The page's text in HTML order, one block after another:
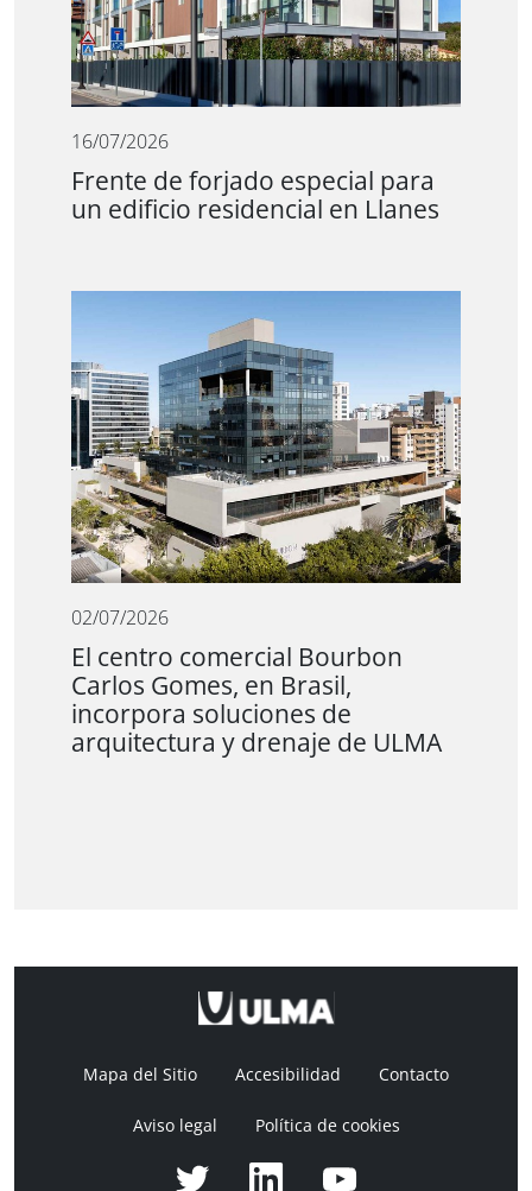
16/07/2026
Frente de forjado especial para
un edificio residencial en Llanes
02/07/2026
El centro comercial Bourbon
Carlos Gomes, en Brasil,
incorpora soluciones de
arquitectura y drenaje de ULMA
Mapa del Sitio Accesibilidad Contacto
Aviso legal Política de cookies